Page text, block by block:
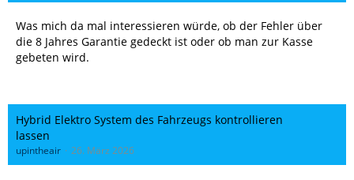
Was mich da mal interessieren würde, ob der Fehler über
die 8 Jahres Garantie gedeckt ist oder ob man zur Kasse
gebeten wird.
Hybrid Elektro System des Fahrzeugs kontrollieren
lassen
upintheair 26. März 2026